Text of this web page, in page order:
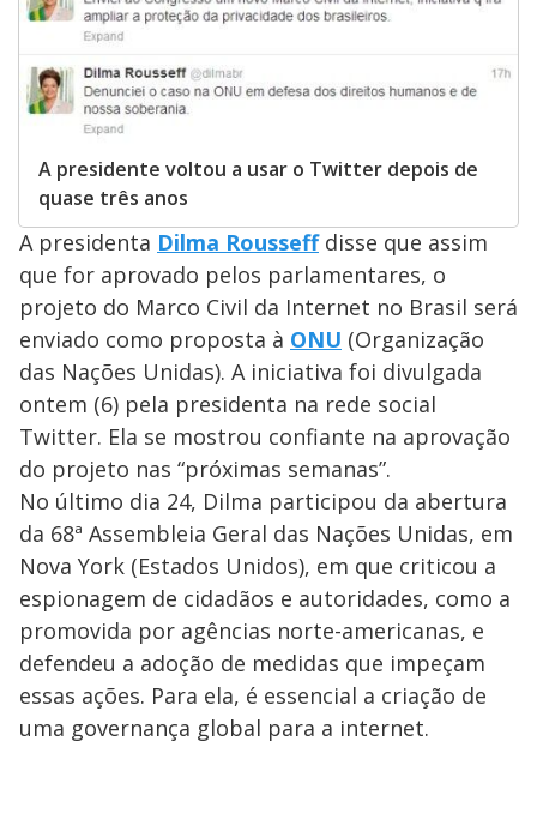
A presidente voltou a usar o Twitter depois de
quase três anos
A presidenta Dilma Rousseffdisse que assim
que for aprovado pelos parlamentares, o
projeto do Marco Civil da Internet no Brasil será
enviado como proposta à ONU (Organização
das Nações Unidas). A iniciativa foi divulgada
ontem (6) pela presidenta na rede social
Twitter. Ela se mostrou confiante na aprovação
do projeto nas “próximas semanas”.
No último dia 24, Dilma participou da abertura
da 68ª Assembleia Geral das Nações Unidas, em
Nova York (Estados Unidos), em que criticou a
espionagem de cidadãos e autoridades, como a
promovida por agências norte-americanas, e
defendeu a adoção de medidas que impeçam
essas ações. Para ela, é essencial a criação de
uma governança global para a internet.